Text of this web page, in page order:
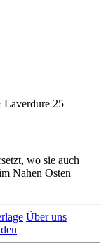
25
wo sie auch
Nahen Osten
Über uns